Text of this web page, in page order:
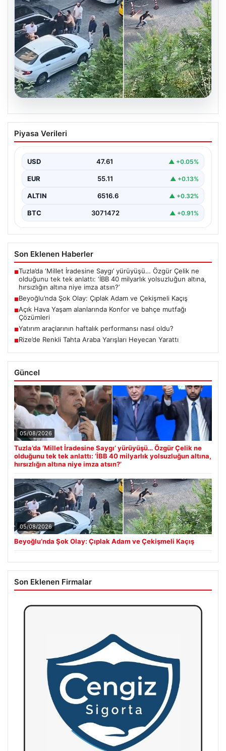
05.08.2026
Beyoğlu’nda Şok Olay: Çıplak Adam ve
Çekişmeli Kaçış
Firuzağa Mahallesi'nde geçtiğimiz gün ilginç ve bir…
Piyasa Verileri
USD 47.61 ▲ +0.05%
EUR 55.11 ▲ +0.13%
ALTIN 6516.6 ▲ +0.32%
BTC 3071472 ▲ +0.91%
Son Eklenen Haberler
■Tuzla’da ‘Millet İradesine Saygı’ yürüyüşü… Özgür Çelik ne
olduğunu tek tek anlattı: ‘İBB 40 milyarlık yolsuzluğun altına,
hırsızlığın altına niye imza atsın?’
■Beyoğlu’nda Şok Olay: Çıplak Adam ve Çekişmeli Kaçış
■Açık Hava Yaşam alanlarında Konfor ve bahçe mutfağı
Çözümleri
■Yatırım araçlarının haftalık performansı nasıl oldu?
■Rize’de Renkli Tahta Araba Yarışları Heyecan Yarattı
Güncel
05/08/2026
Tuzla’da ‘Millet İradesine Saygı’ yürüyüşü… Özgür Çelik ne
olduğunu tek tek anlattı: ‘İBB 40 milyarlık yolsuzluğun altına,
hırsızlığın altına niye imza atsın?’
05/08/2026
Beyoğlu’nda Şok Olay: Çıplak Adam ve Çekişmeli Kaçış
Son Eklenen Firmalar